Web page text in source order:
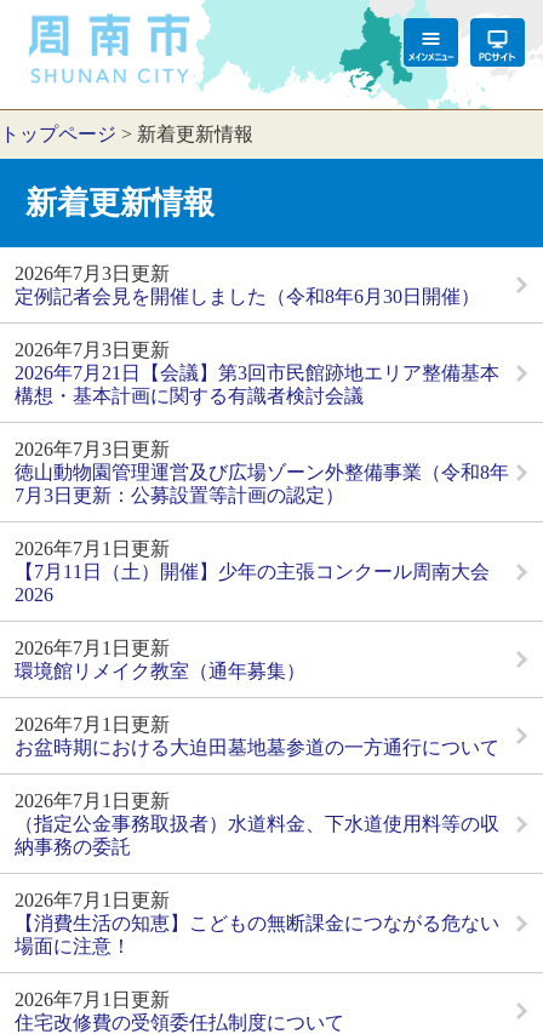
トップページ > 新着更新情報
新着更新情報
2026年7月3日更新
定例記者会見を開催しました（令和8年6月30日開催）
2026年7月3日更新
2026年7月21日【会議】第3回市民館跡地エリア整備基本
構想・基本計画に関する有識者検討会議
2026年7月3日更新
徳山動物園管理運営及び広場ゾーン外整備事業（令和8年
7月3日更新：公募設置等計画の認定）
2026年7月1日更新
【7月11日（土）開催】少年の主張コンクール周南大会
2026
2026年7月1日更新
環境館リメイク教室（通年募集）
2026年7月1日更新
お盆時期における大迫田墓地墓参道の一方通行について
2026年7月1日更新
（指定公金事務取扱者）水道料金、下水道使用料等の収
納事務の委託
2026年7月1日更新
【消費生活の知恵】こどもの無断課金につながる危ない
場面に注意！
2026年7月1日更新
住宅改修費の受領委任払制度について